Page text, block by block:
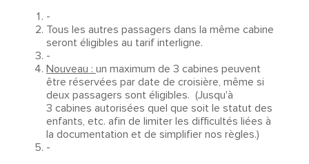
-
Tous les autres passagers dans la même cabine
seront éligibles au tarif interligne.
-
Nouveau : un maximum de 3 cabines peuvent
être réservées par date de croisière, même si
deux passagers sont éligibles. (Jusqu'à
3 cabines autorisées quel que soit le statut des
enfants, etc. afin de limiter les difficultés liées à
la documentation et de simplifier nos règles.)
-